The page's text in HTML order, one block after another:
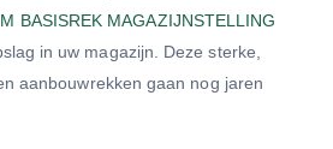
BASISREK MAGAZIJNSTELLING
in uw magazijn. Deze sterke,
aanbouwrekken gaan nog jaren